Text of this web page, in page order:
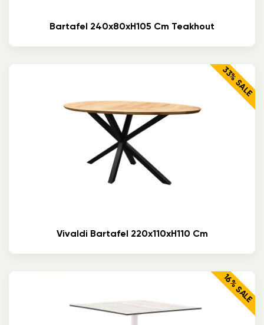
Bartafel 240x80xH105 Cm Teakhout
33% SALE
Vivaldi Bartafel 220x110xH110 Cm
16% SALE